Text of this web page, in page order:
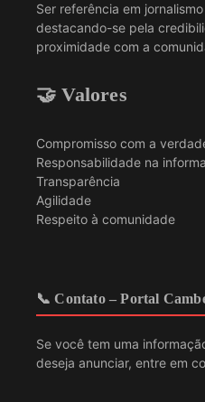
Ser referência em
destacando-se pela
proximidade com a
🤝 Valores
Compromisso com a
Responsabilidade na
Transparência
Agilidade
Respeito à comunidade
📞 Contato – Portal
Se você tem uma
deseja anunciar, entre em